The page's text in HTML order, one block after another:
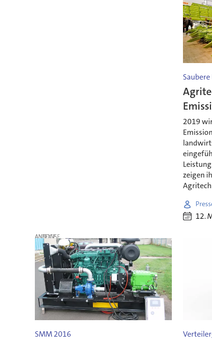
2019
zeigen
12.
ANZEIGE
SMM 2016